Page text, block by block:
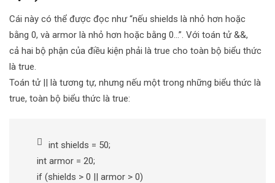
Cái này có thể được đọc như “nếu shields là nhỏ hơn hoặc
bằng 0, và armor là nhỏ hơn hoặc bằng 0…”. Với toán tử &&,
cả hai bộ phận của điều kiện phải là true cho toàn bộ biểu thức
là true.
Toán tử || là tương tự, nhưng nếu một trong những biểu thức là
true, toàn bộ biểu thức là true:
int shields = 50;
int armor = 20;
if (shields > 0 || armor > 0)